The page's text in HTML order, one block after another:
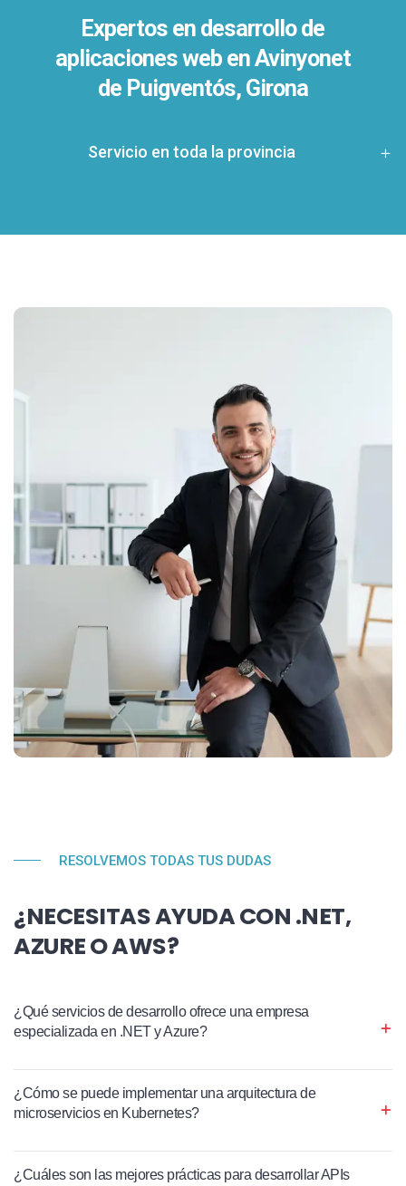
Expertos en desarrollo de
aplicaciones web en Avinyonet
de Puigventós, Girona
Servicio en toda la provincia
RESOLVEMOS TODAS TUS DUDAS
¿NECESITAS AYUDA CON .NET,
AZURE O AWS?
¿Qué servicios de desarrollo ofrece una empresa
especializada en .NET y Azure?
¿Cómo se puede implementar una arquitectura de
microservicios en Kubernetes?
¿Cuáles son las mejores prácticas para desarrollar APIs